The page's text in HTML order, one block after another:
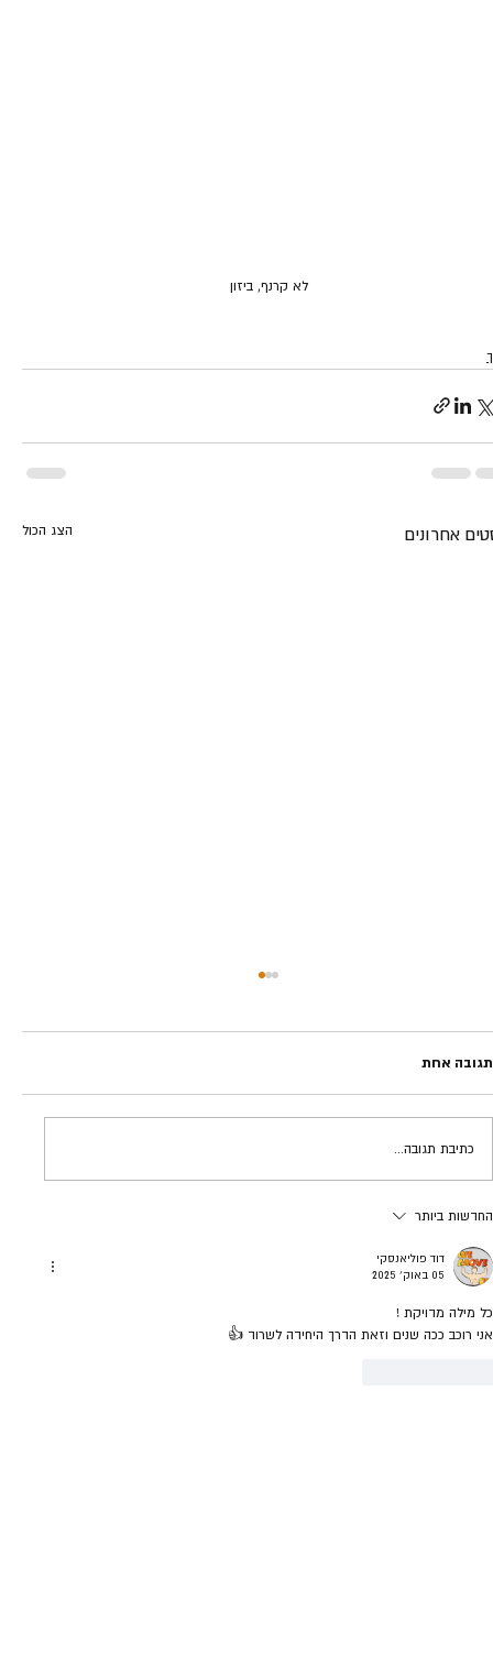
לא קרנף, ביזון
אחרונים הצג הכול
נופל וקם | מדריך בהתלמדות
תגובה אחת
כתיבת תגובה...
החדשות ביותר
דוד פוליאנסקי
05 באוק׳ 2025
כל מילה מדויקת !
אני רוכב ככה שנים וזאת הדרך היחידה לשרוד 👍